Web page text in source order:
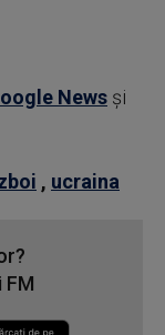
News şi
, ucraina
FM